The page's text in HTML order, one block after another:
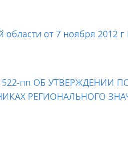
от 7 ноября 2012 г
522-пп ОБ УТВЕРЖДЕНИИ
РЕГИОНАЛЬНОГО